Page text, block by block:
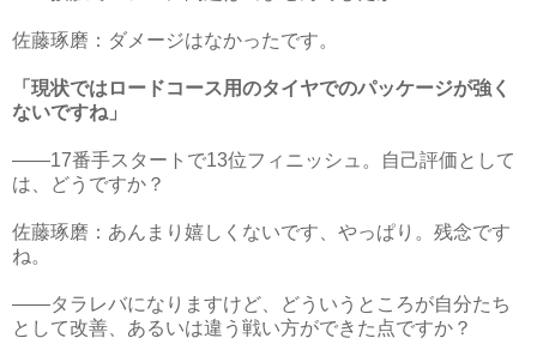
佐藤琢磨：ダメージはなかったです。
「現状ではロードコース用のタイヤでのパッケージが強く
ないですね」
――17番手スタートで13位フィニッシュ。自己評価として
は、どうですか？
佐藤琢磨：あんまり嬉しくないです、やっぱり。残念です
ね。
――タラレバになりますけど、どういうところが自分たち
として改善、あるいは違う戦い方ができた点ですか？